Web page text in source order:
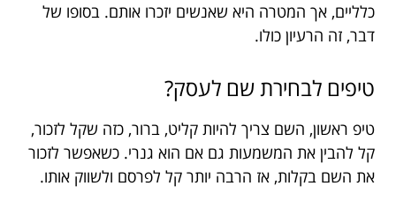
כלליים, אך המטרה היא שאנשים יזכרו אותם. בסופו של
דבר, זה הרעיון כולו.
טיפים לבחירת שם לעסק?
טיפ ראשון, השם צריך להיות קליט, ברור, כזה שקל לזכור,
קל להבין את המשמעות גם אם הוא גנרי. כשאפשר לזכור
את השם בקלות, אז הרבה יותר קל לפרסם ולשווק אותו.